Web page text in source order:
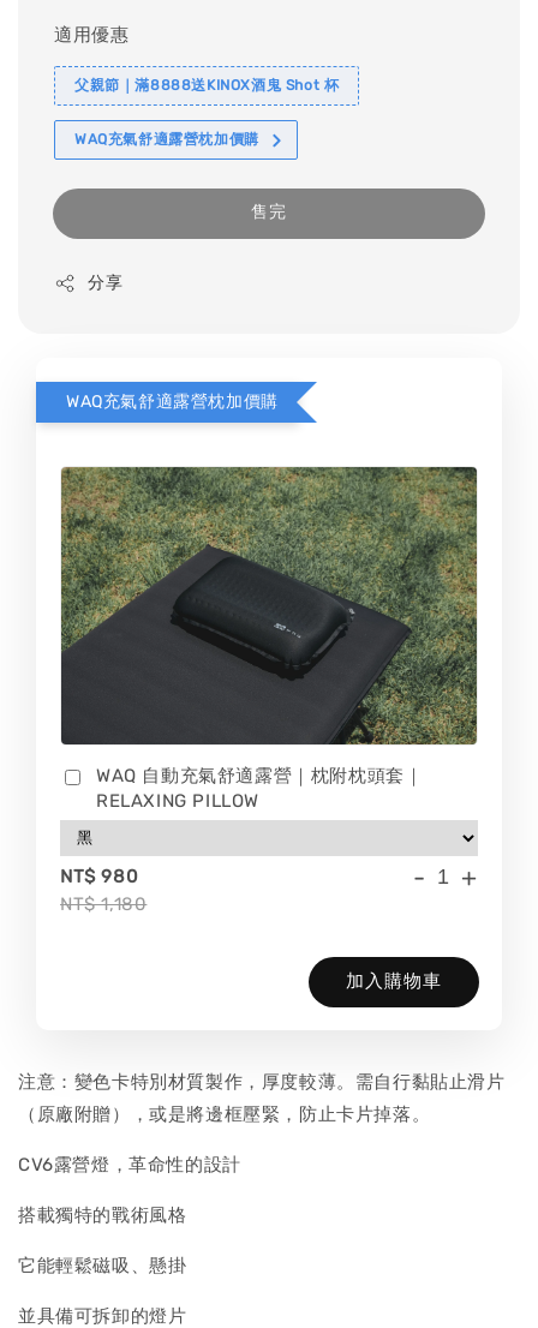
適用優惠
父親節｜滿8888送KINOX酒鬼 Shot 杯
WAQ充氣舒適露營枕加價購
售完
分享
WAQ充氣舒適露營枕加價購
WAQ 自動充氣舒適露營｜枕附枕頭套｜
RELAXING PILLOW
NT$ 980
NT$ 1,180
- +
加入購物車
注意：變色卡特別材質製作，厚度較薄。需自行黏貼止滑片
（原廠附贈），或是將邊框壓緊，防止卡片掉落。
CV6露營燈，革命性的設計
搭載獨特的戰術風格
它能輕鬆磁吸、懸掛
並具備可拆卸的燈片